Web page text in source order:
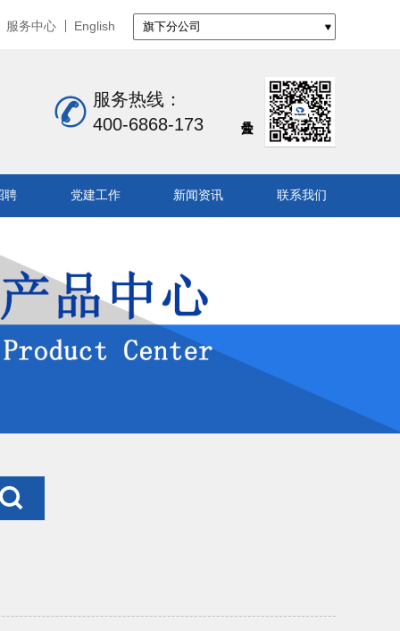
服务中心 English
服务热线：
400-6868-173
聘 党建工作 新闻资讯 联系我们